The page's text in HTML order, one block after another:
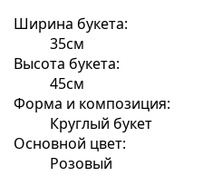
Ширина букета:
35см
Высота букета:
45см
Форма и композиция:
Круглый букет
Основной цвет:
Розовый